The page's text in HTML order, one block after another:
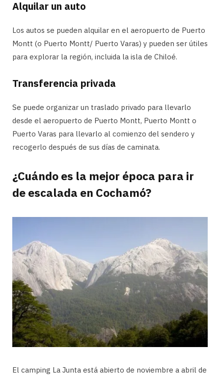
Alquilar un auto
Los autos se pueden alquilar en el aeropuerto de Puerto
Montt (o Puerto Montt/ Puerto Varas) y pueden ser útiles
para explorar la región, incluida la isla de Chiloé.
Transferencia privada
Se puede organizar un traslado privado para llevarlo
desde el aeropuerto de Puerto Montt, Puerto Montt o
Puerto Varas para llevarlo al comienzo del sendero y
recogerlo después de sus días de caminata.
¿Cuándo es la mejor época para ir
de escalada en Cochamó?
El camping La Junta está abierto de noviembre a abril de